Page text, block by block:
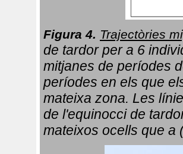
Figura 4. Trajectòries
de tardor per a 6
mitjanes de períodes
períodes en els que
mateixa zona. Les
de l'equinocci de
mateixos ocells que a